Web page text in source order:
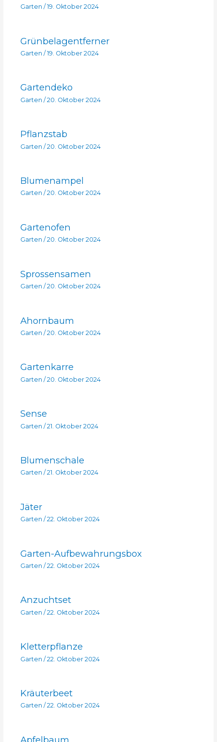
Garten / 19. Oktober 2024
Grünbelagentferner
Garten / 19. Oktober 2024
Gartendeko
Garten / 20. Oktober 2024
Pflanzstab
Garten /20. Oktober 2024
Blumenampel
Garten / 20. Oktober 2024
Gartenofen
Garten / 20. Oktober 2024
Sprossensamen
Garten / 20. Oktober 2024
Ahornbaum
Garten / 20. Oktober 2024
Gartenkarre
Garten /20. Oktober 2024
Sense
Garten /21. Oktober 2024
Blumenschale
Garten / 21. Oktober 2024
Jäter
Garten / 22. Oktober 2024
Garten-Aufbewahrungsbox
Garten / 22. Oktober 2024
Anzuchtset
Garten / 22. Oktober 2024
Kletterpflanze
Garten /22. Oktober 2024
Kräuterbeet
Garten / 22. Oktober 2024
Apfelbaum